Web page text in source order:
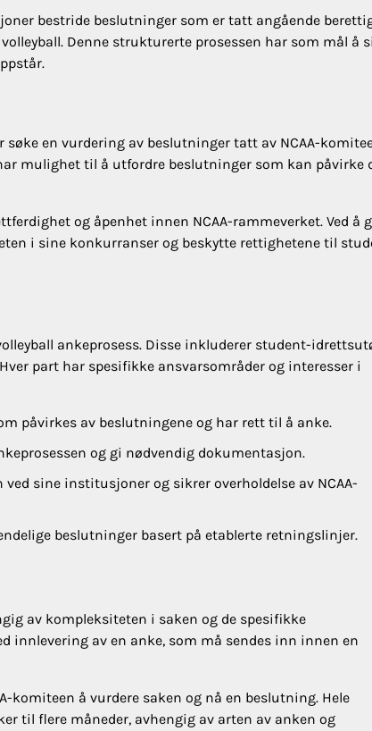
bestride beslutninger som er tatt angående
Denne strukturerte prosessen har som mål å
en vurdering av beslutninger tatt av NCAA-
mulighet til å utfordre beslutninger som kan påvirke
og åpenhet innen NCAA-rammeverket. Ved å
i sine konkurranser og beskytte rettighetene til
ankeprosess. Disse inkluderer student-
part har spesifikke ansvarsområder og interesser i
påvirkes av beslutningene og har rett til å anke.
og gi nødvendig dokumentasjon.
sine institusjoner og sikrer overholdelse av NCAA-
beslutninger basert på etablerte retningslinjer.
av kompleksiteten i saken og de spesifikke
innlevering av en anke, som må sendes inn innen en
komiteen å vurdere saken og nå en beslutning. Hele
til flere måneder, avhengig av arten av anken og